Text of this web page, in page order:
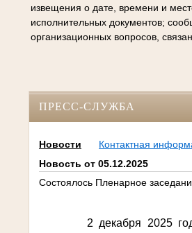
извещения о дате, времени и
исполнительных документов;
организационных вопросов,
ПРЕСС-СЛУЖБА
Новости
Контактная
Новость от 05.12.2025
Состоялось Пленарное
2 декабря 2025